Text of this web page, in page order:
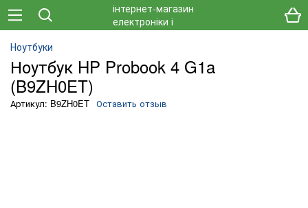
Ноутбуки
Ноутбук HP Probook 4 G1a
(B9ZH0ET)
Артикул: B9ZH0ET Оставить отзыв